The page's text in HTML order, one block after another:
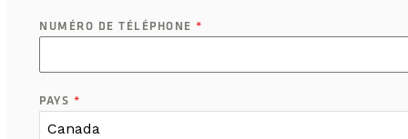
NUMÉRO DE TÉLÉPHONE *
PAYS *
Canada